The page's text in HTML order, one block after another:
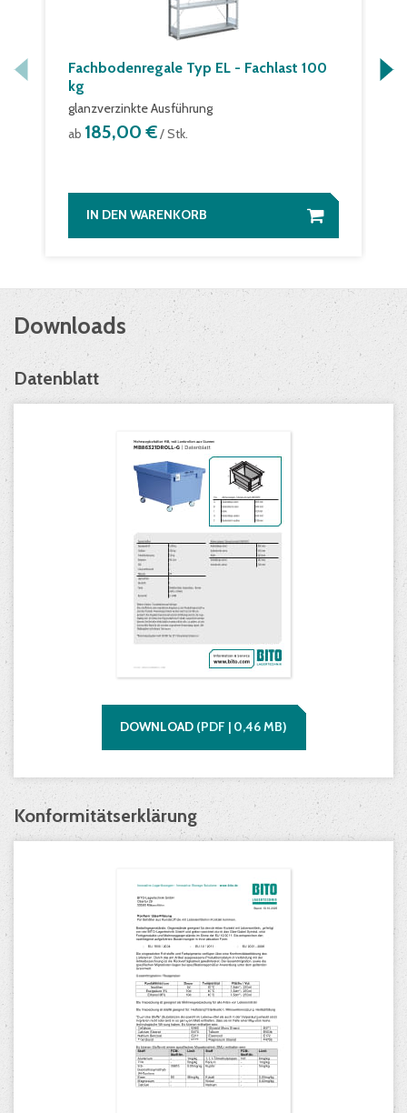
Fachbodenregale Typ EL - Fachlast 100
kg
glanzverzinkte Ausführung
ab 185,00 €/ Stk.
IN DEN WARENKORB
Downloads
Datenblatt
DOWNLOAD (PDF | 0,46MB)
Konformitätserklärung